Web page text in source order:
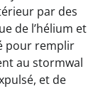
par des
de l’hélium et
pour remplir
au stormwal
et de